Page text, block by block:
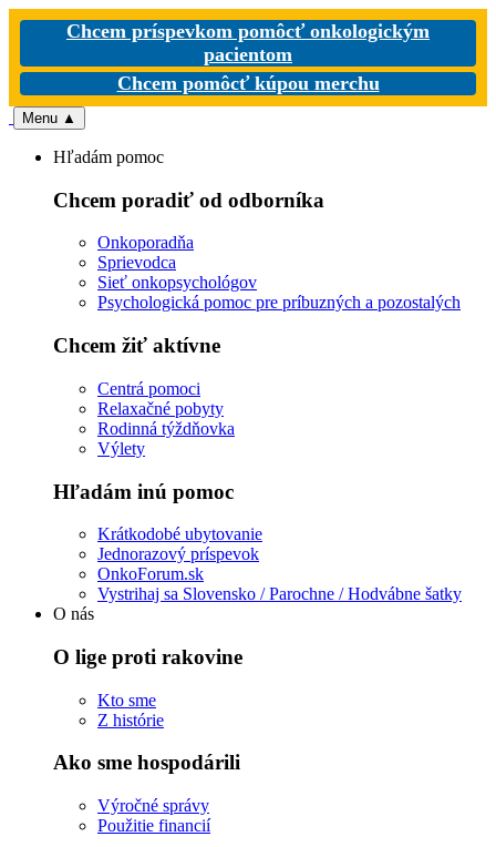
Chcem príspevkom pomôcť onkologickým
pacientom
Chcem pomôcť kúpou merchu
Menu ▲
Hľadám pomoc
Chcem poradiť od odborníka
Onkoporadňa
Sprievodca
Sieť onkopsychológov
Psychologická pomoc pre príbuzných a pozostalých
Chcem žiť aktívne
Centrá pomoci
Relaxačné pobyty
Rodinná týždňovka
Výlety
Hľadám inú pomoc
Krátkodobé ubytovanie
Jednorazový príspevok
OnkoForum.sk
Vystrihaj sa Slovensko / Parochne / Hodvábne šatky
O nás
O lige proti rakovine
Kto sme
Z histórie
Ako sme hospodárili
Výročné správy
Použitie financií